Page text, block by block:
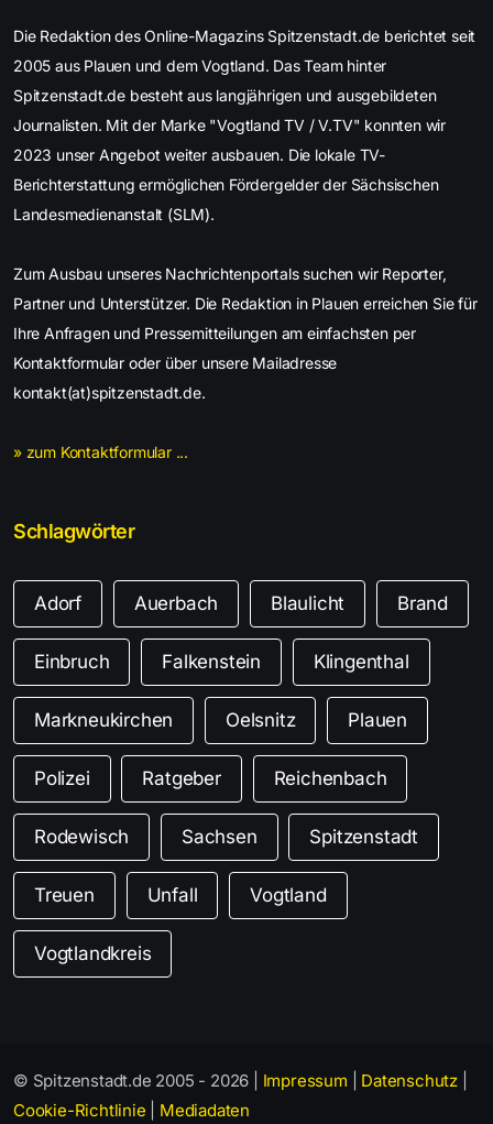
Die Redaktion des Online-Magazins Spitzenstadt.de berichtet seit
2005 aus Plauen und dem Vogtland. Das Team hinter
Spitzenstadt.de besteht aus langjährigen und ausgebildeten
Journalisten. Mit der Marke "Vogtland TV / V.TV" konnten wir
2023 unser Angebot weiter ausbauen. Die lokale TV-
Berichterstattung ermöglichen Fördergelder der Sächsischen
Landesmedienanstalt (SLM).
Zum Ausbau unseres Nachrichtenportals suchen wir Reporter,
Partner und Unterstützer. Die Redaktion in Plauen erreichen Sie für
Ihre Anfragen und Pressemitteilungen am einfachsten per
Kontaktformular oder über unsere Mailadresse
kontakt(at)spitzenstadt.de.
» zum Kontaktformular ...
Schlagwörter
Adorf Auerbach Blaulicht Brand
Einbruch Falkenstein Klingenthal
Markneukirchen Oelsnitz Plauen
Polizei Ratgeber Reichenbach
Rodewisch Sachsen Spitzenstadt
Treuen Unfall Vogtland
Vogtlandkreis
© Spitzenstadt.de 2005 - 2026 | Impressum Datenschutz
Cookie-Richtlinie
Mediadaten